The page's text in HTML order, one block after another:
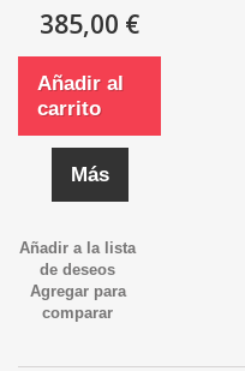
385,00 €
Añadir al
carrito
Más
Añadir a la lista
de deseos
Agregar para
comparar